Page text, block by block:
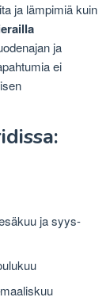
ja lämpimiä kuin
ja
ei
ja syys-